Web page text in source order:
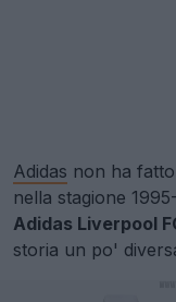
Adidas non ha
nella stagione
Adidas Liverpool
storia un po'